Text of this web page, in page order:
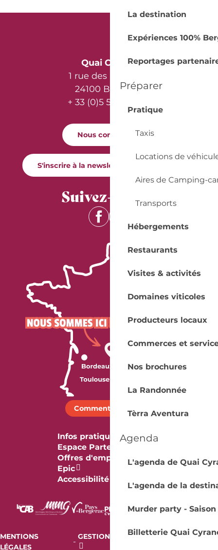
La destination
Expériences 100%
Reportages
Préparer
Pratique
Taxis
Locations de
Aires de Camping-
Transports
Hébergements
Restaurants
Visites & activités
Domaines viticoles
Producteurs locaux
Commerces et
Nos brochures
La Randonnée
Tèrra Aventura
Agenda
L'agenda de Quai
L'agenda de la
Murder party - Saison
Billetterie Quai
Quai Cyrano
1 rue des Récollets
24100 Bergerac
+ 33 (0)5 53 57 03 11
Nous contacter
S'inscrire à la newsletter Quai Cyrano
Suivez-nous !
Comment venir ?
Infos pratiques
Espace Partenaires
Offres d'emploi & stage
Epic
Accessibilité
MENTIONS
LÉGALES
-
GESTION DES COOKIES
AUDIT